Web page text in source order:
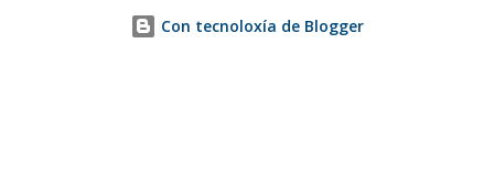
Con tecnoloxía de Blogger